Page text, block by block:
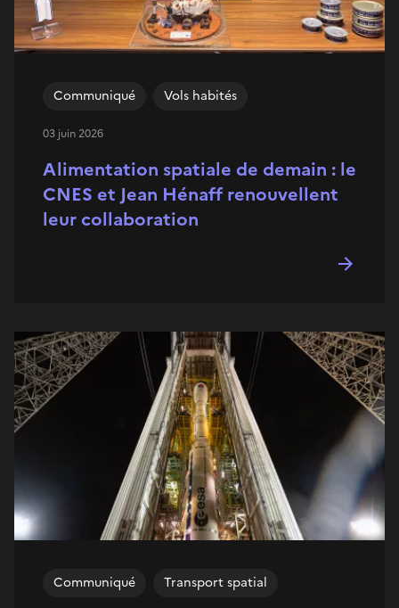
Alimentation spatiale de demain : le
CNES et Jean Hénaff renouvellent
leur collaboration
Communiqué Vols habités
03 juin 2026
Communiqué Transport spatial